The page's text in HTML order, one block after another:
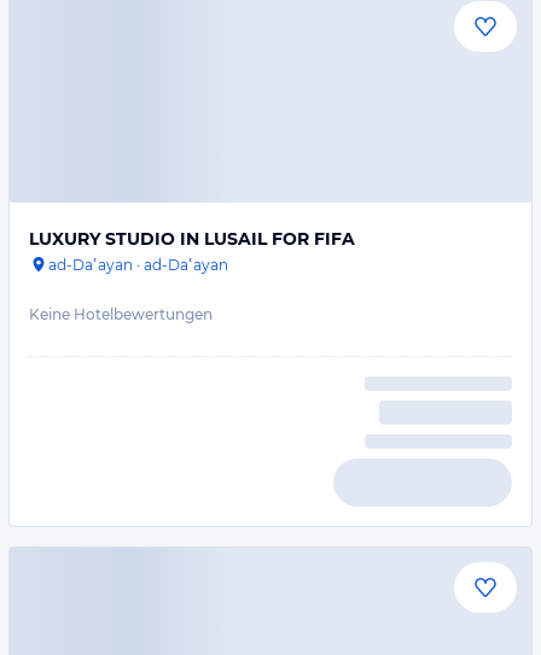
LUXURY STUDIO IN LUSAIL FOR FIFA
ad-Daʿayan · ad-Daʿayan
Keine Hotelbewertungen